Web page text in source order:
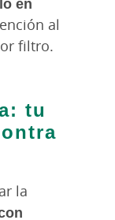
al
filtro.
tu
la